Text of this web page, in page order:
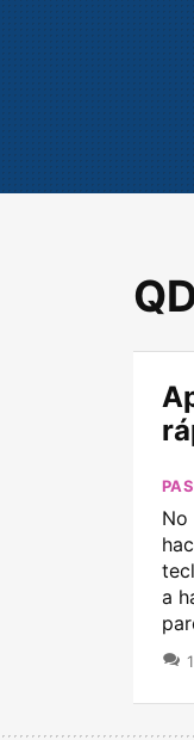
No
a